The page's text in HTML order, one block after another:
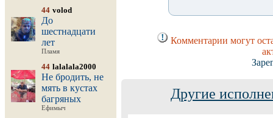
44 volod
До
шестнадцати
лет
Пламя
44 lalalala2000
Не бродить, не
мять в кустах
багряных
Ефимыч
Комментарии могут
Другие